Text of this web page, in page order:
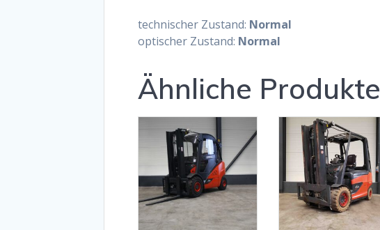
technischer Zustand: Normal
optischer Zustand: Normal
Ähnliche Produkte